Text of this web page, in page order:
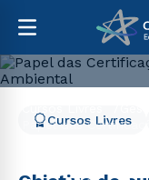
Papel das
Cursos Livres